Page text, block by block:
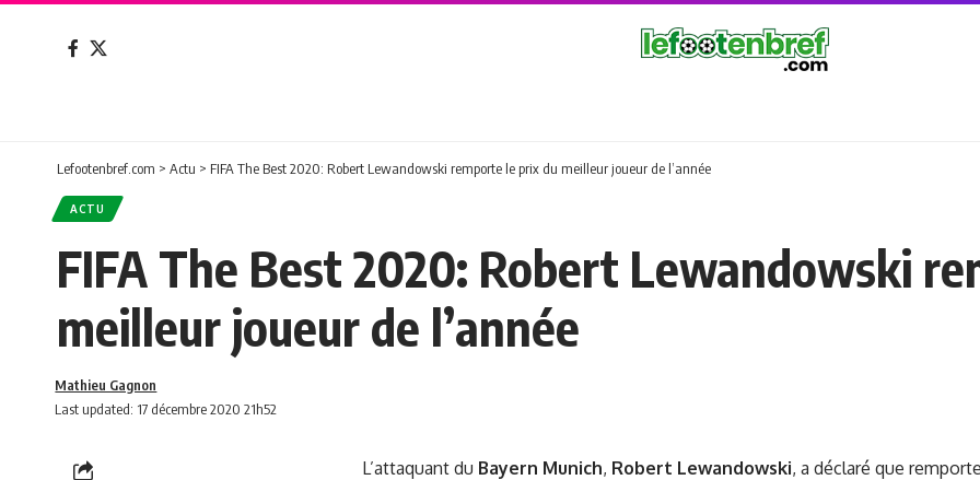
Lefootenbref.com > Actu > FIFA The Best 2020: Robert Lewandowski remporte le prix du meilleur joueur de l’année
ACTU
FIFA The Best 2020: Robert Lewandowski
meilleur joueur de l’année
Last updated: 17 décembre 2020 21h52
Mathieu Gagnon
L’attaquant du Bayern Munich, Robert Lewandowski, a déclaré que